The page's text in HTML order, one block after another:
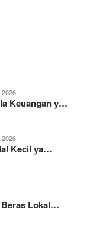
Keuangan y…
Kecil ya…
Beras Lokal…